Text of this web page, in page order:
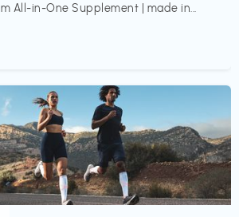
All-in-One Supplement | made in...